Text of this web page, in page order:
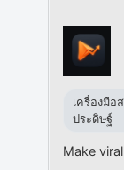
เครื่องมือ
ประดิษฐ์
Make